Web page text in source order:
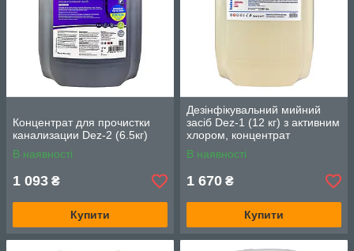
Концентрат для прочистки
канализации Dez-2 (6.5кг)
В наявності
1 093 ₴
Купити
Дезінфікувальний мийний
засіб Dez-1 (12 кг) з активним
хлором, концентрат
В наявності
1 670 ₴
Купити